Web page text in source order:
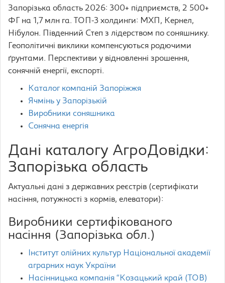
Запорізька область 2026: 300+ підприємств, 2 500+
ФГ на 1,7 млн га. ТОП-3 холдинги: МХП, Кернел,
Нібулон. Південний Степ з лідерством по соняшнику.
Геополітичні виклики компенсуються родючими
ґрунтами. Перспективи у відновленні зрошення,
сонячній енергії, експорті.
Каталог компаній Запоріжжя
Ячмінь у Запорізькій
Виробники соняшника
Сонячна енергія
Дані каталогу АгроДовідки:
Запорізька область
Актуальні дані з державних реєстрів (сертифікати
насіння, потужності з кормів, елеватори):
Виробники сертифікованого
насіння (Запорізька обл.)
Інститут олійних культур Національної академії
аграрних наук України
Насінницька компанія “Козацький край (ТОВ)